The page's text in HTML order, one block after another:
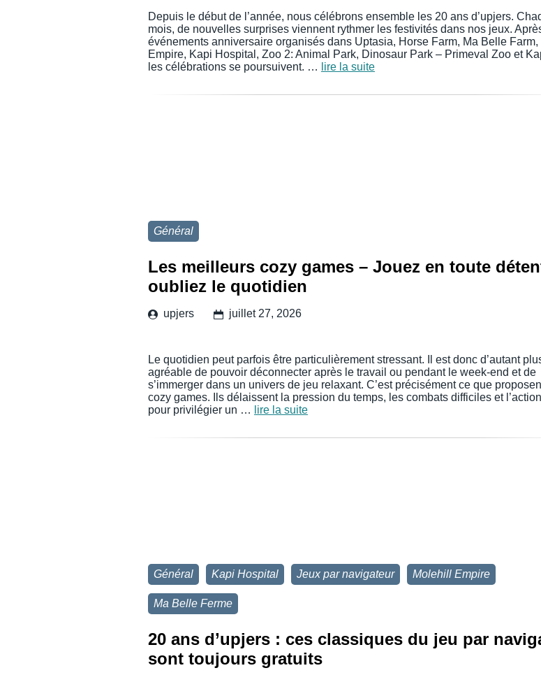
Depuis le début de l’année, nous célébrons ensemble les 20 ans d’upjers.
mois, de nouvelles surprises viennent rythmer les festivités dans nos jeux.
événements anniversaire organisés dans Uptasia, Horse Farm, Ma Belle Farm,
Empire, Kapi Hospital, Zoo 2: Animal Park, Dinosaur Park – Primeval Zoo et
les célébrations se poursuivent. …
lire la suite
Général
Les meilleurs cozy games – Jouez en toute
oubliez le quotidien
upjers juillet 27, 2026
Le quotidien peut parfois être particulièrement stressant. Il est donc d’autant
agréable de pouvoir déconnecter après le travail ou pendant le week-end et de
s’immerger dans un univers de jeu relaxant. C’est précisément ce que
cozy games. Ils délaissent la pression du temps, les combats difficiles et
pour privilégier un …
lire la suite
Général Kapi Hospital Jeux par navigateur Molehill Empire
Ma Belle Ferme
20 ans d’upjers : ces classiques du jeu par
sont toujours gratuits